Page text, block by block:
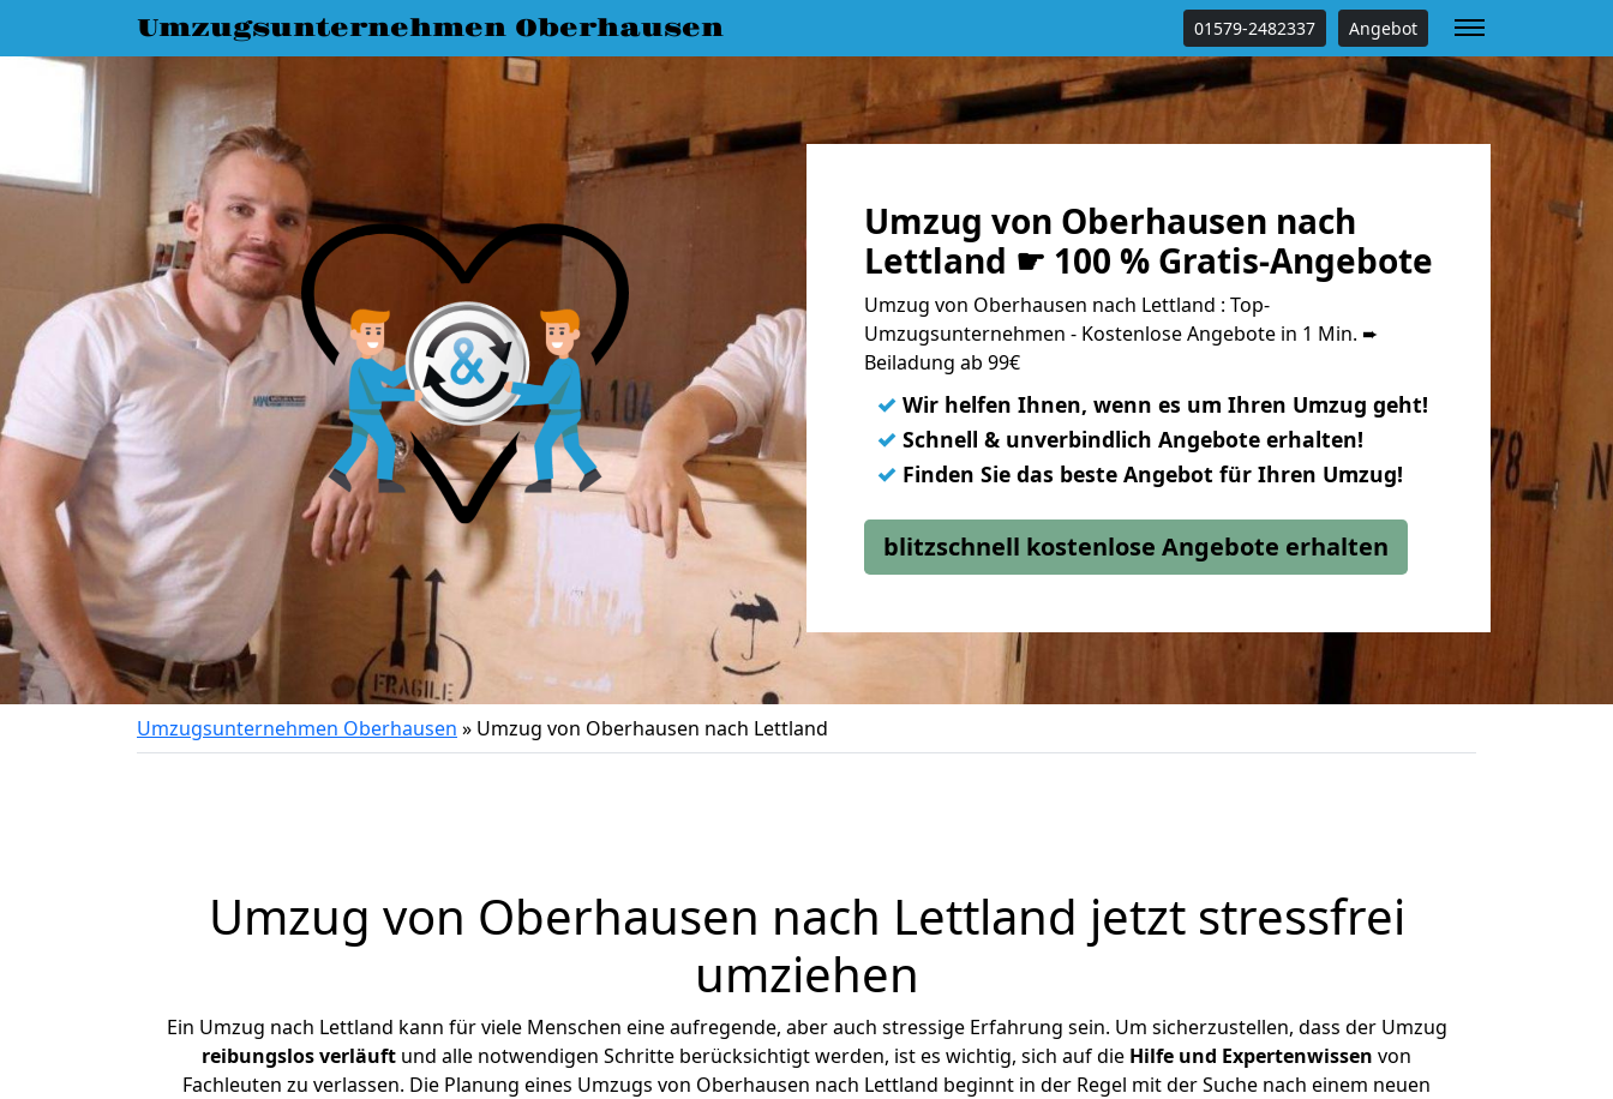
Umzugsunternehmen Oberhausen 01579-2482337 Angebot
Umzug von Oberhausen nach
Lettland ☛ 100 % Gratis-Angebote
Umzug von Oberhausen nach Lettland : Top-
Umzugsunternehmen - Kostenlose Angebote in 1 Min. ➨
Beiladung ab 99€
✓ Wir helfen Ihnen, wenn es um Ihren Umzug geht!
✓ Schnell & unverbindlich Angebote erhalten!
✓ Finden Sie das beste Angebot für Ihren Umzug!
blitzschnell kostenlose Angebote erhalten
Umzugsunternehmen Oberhausen » Umzug von Oberhausen nach Lettland
Umzug von Oberhausen nach Lettland jetzt stressfrei
umziehen
Ein Umzug nach Lettland kann für viele Menschen eine aufregende, aber auch stressige Erfahrung sein. Um sicherzustellen, dass der Umzug
reibungslosverläuft und alle notwendigen Schritte berücksichtigt werden, ist es wichtig, sich auf die Hilfe und Expertenwissen von
Fachleuten zu verlassen. Die Planung eines Umzugs von Oberhausen nach Lettland beginnt in der Regel mit der Suche nach einem neuen